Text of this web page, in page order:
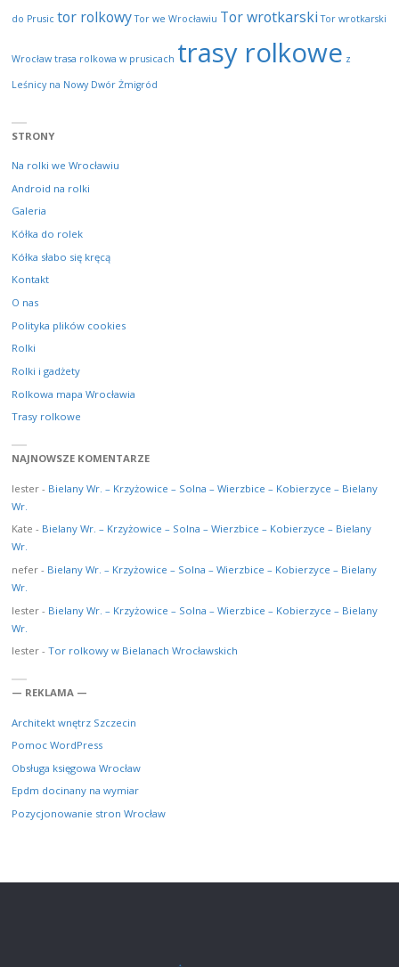
do Prusic tor rolkowy Tor we Wrocławiu Tor wrotkarski Tor wrotkarski
Wrocław trasa rolkowa w prusicach trasy rolkowe z
Leśnicy na Nowy Dwór Żmigród
STRONY
Na rolki we Wrocławiu
Android na rolki
Galeria
Kółka do rolek
Kółka słabo się kręcą
Kontakt
O nas
Polityka plików cookies
Rolki
Rolki i gadżety
Rolkowa mapa Wrocławia
Trasy rolkowe
NAJNOWSZE KOMENTARZE
lester- Bielany Wr. – Krzyżowice – Solna – Wierzbice – Kobierzyce – Bielany
Wr.
Kate - Bielany Wr. – Krzyżowice – Solna – Wierzbice – Kobierzyce – Bielany
Wr.
nefer- Bielany Wr. – Krzyżowice – Solna – Wierzbice – Kobierzyce – Bielany
Wr.
lester- Bielany Wr. – Krzyżowice – Solna – Wierzbice – Kobierzyce – Bielany
Wr.
lester- Tor rolkowy w Bielanach Wrocławskich
— REKLAMA —
Architekt wnętrz Szczecin
Pomoc WordPress
Obsługa księgowa Wrocław
Epdm docinany na wymiar
Pozycjonowanie stron Wrocław